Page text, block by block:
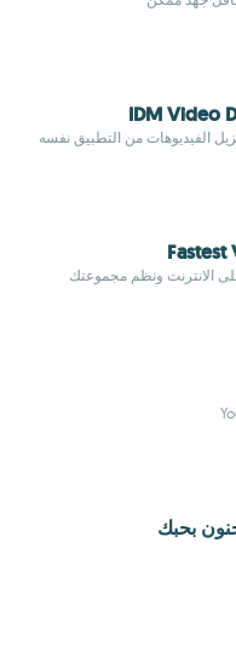
IDM Video
الفيديوهات من التطبيق نفسه
الانترنت ونظم مجموعتك
بحبك